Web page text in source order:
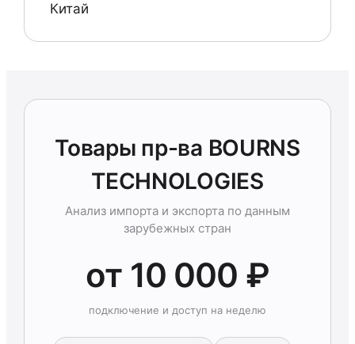
Китай
Товары пр-ва BOURNS
TECHNOLOGIES
Анализ импорта и экспорта по данным
зарубежных стран
от 10 000 ₽
подключение и доступ на неделю